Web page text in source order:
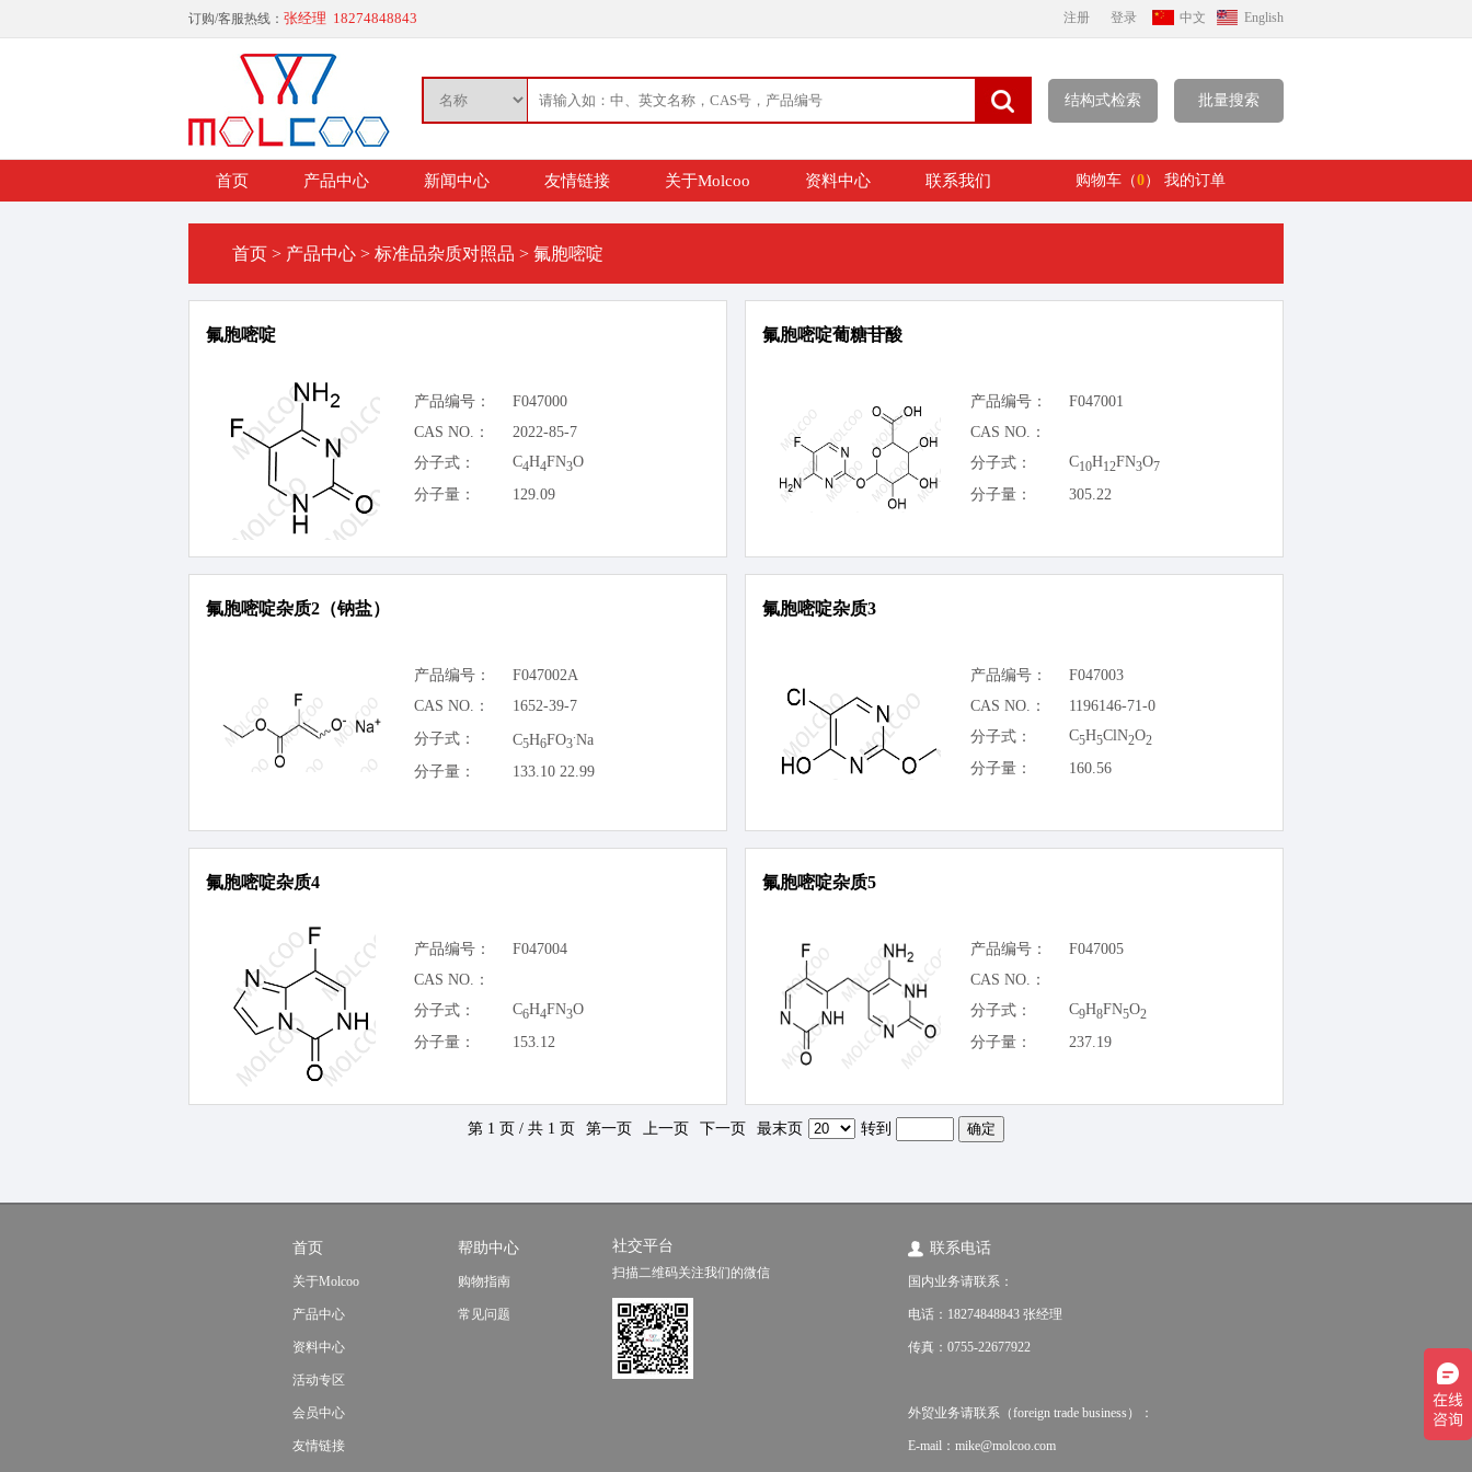
订购/客服热线： 张经理 18274848843 注册 登录 中文 English
结构式检索 批量搜索
首页 产品中心 新闻中心 友情链接 关于Molcoo 资料中心 联系我们 购物车（0） 我的订单
首页 > 产品中心 > 标准品杂质对照品 > 氟胞嘧啶
氟胞嘧啶
产品编号：
F047000
CAS NO.：
2022-85-7
分子式：
C4H4FN3O
分子量：
129.09
氟胞嘧啶葡糖苷酸
产品编号：
F047001
CAS NO.：
分子式：
C10H12FN3O7
分子量： 305.22
氟胞嘧啶杂质2（钠盐）
产品编号：
F047002A
CAS NO.：
1652-39-7
分子式：
C5H6FO3
.Na
分子量：
133.10 22.99
氟胞嘧啶杂质3
产品编号：
F047003
CAS NO.：
1196146-71-0
分子式：
C5H5ClN2O2
分子量： 160.56
氟胞嘧啶杂质4
产品编号：
F047004
CAS NO.：
分子式：
C6H4FN3O
分子量：
153.12
氟胞嘧啶杂质5
产品编号：
F047005
CAS NO.：
分子式：
C9H8FN5O2
分子量： 237.19
第 1 页 / 共 1 页 第一页 上一页 下一页 最末页 转到
首页
关于Molcoo
产品中心
资料中心
活动专区
会员中心
友情链接
帮助中心
购物指南
常见问题
社交平台
扫描二维码关注我们的微信
联系电话
国内业务请联系：
电话：18274848843 张经理
传真：0755-22677922
外贸业务请联系（foreign trade business）：
E-mail：mike@molcoo.com